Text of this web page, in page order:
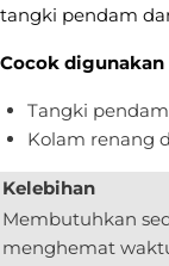
tangki pendam
Cocok
Tangki
Kolam renang
Kelebihan
Membutuhkan
menghemat